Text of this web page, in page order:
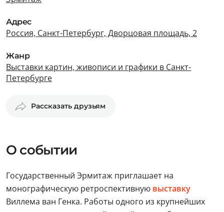
Адрес
Россия, Санкт-Петербург, Дворцовая площадь, 2
Жанр
Выставки картин, живописи и графики в Санкт-
Петербурге
Рассказать друзьям
О событии
Государственный Эрмитаж приглашает на
монографическую ретроспективную выставку
Виллема ван Генка. Работы одного из крупнейших